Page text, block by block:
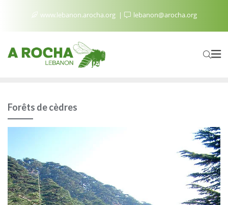
www.lebanon.arocha.org lebanon@arocha.org
Forêts de cèdres